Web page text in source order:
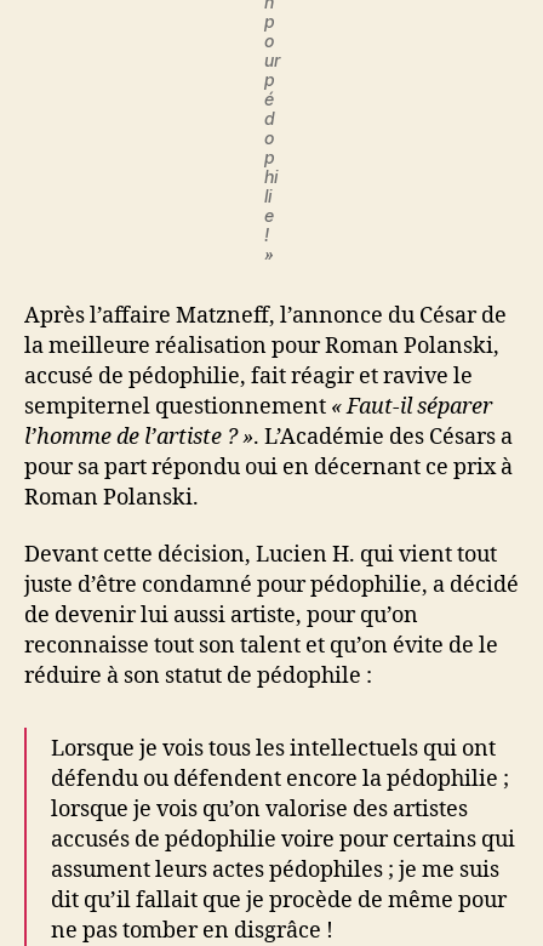
p
o
ur
p
é
d
o
p
hi
li
e
!
»
Après l’affaire Matzneff, l’annonce du César de
la meilleure réalisation pour Roman Polanski,
accusé de pédophilie, fait réagir et ravive le
sempiternel questionnement « Faut-il séparer
l’homme de l’artiste ? ». L’Académie des Césars a
pour sa part répondu oui en décernant ce prix à
Roman Polanski.
Devant cette décision, Lucien H. qui vient tout
juste d’être condamné pour pédophilie, a décidé
de devenir lui aussi artiste, pour qu’on
reconnaisse tout son talent et qu’on évite de le
réduire à son statut de pédophile :
Lorsque je vois tous les intellectuels qui ont
défendu ou défendent encore la pédophilie ;
lorsque je vois qu’on valorise des artistes
accusés de pédophilie voire pour certains qui
assument leurs actes pédophiles ; je me suis
dit qu’il fallait que je procède de même pour
ne pas tomber en disgrâce !